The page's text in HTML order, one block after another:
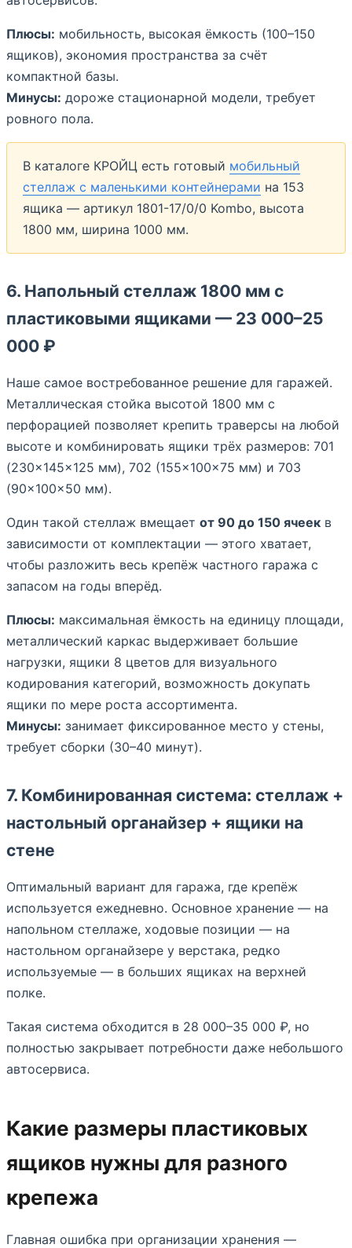
Плюсы: мобильность, высокая ёмкость (100–150
ящиков), экономия пространства за счёт
компактной базы.
Минусы: дороже стационарной модели, требует
ровного пола.
В каталоге КРОЙЦ есть готовый мобильный
стеллаж с маленькими контейнерами на 153
ящика — артикул 1801-17/0/0 Kombo, высота
1800 мм, ширина 1000 мм.
6. Напольный стеллаж 1800 мм с
пластиковыми ящиками — 23 000–25
000 ₽
Наше самое востребованное решение для гаражей.
Металлическая стойка высотой 1800 мм с
перфорацией позволяет крепить траверсы на любой
высоте и комбинировать ящики трёх размеров: 701
(230×145×125 мм), 702 (155×100×75 мм) и 703
(90×100×50 мм).
Один такой стеллаж вмещает от 90 до 150 ячеек в
зависимости от комплектации — этого хватает,
чтобы разложить весь крепёж частного гаража с
запасом на годы вперёд.
Плюсы: максимальная ёмкость на единицу площади,
металлический каркас выдерживает большие
нагрузки, ящики 8 цветов для визуального
кодирования категорий, возможность докупать
ящики по мере роста ассортимента.
Минусы: занимает фиксированное место у стены,
требует сборки (30–40 минут).
7. Комбинированная система: стеллаж +
настольный органайзер + ящики на
стене
Оптимальный вариант для гаража, где крепёж
используется ежедневно. Основное хранение — на
напольном стеллаже, ходовые позиции — на
настольном органайзере у верстака, редко
используемые — в больших ящиках на верхней
полке.
Такая система обходится в 28 000–35 000 ₽, но
полностью закрывает потребности даже небольшого
автосервиса.
Какие размеры пластиковых
ящиков нужны для разного
крепежа
Главная ошибка при организации хранения —